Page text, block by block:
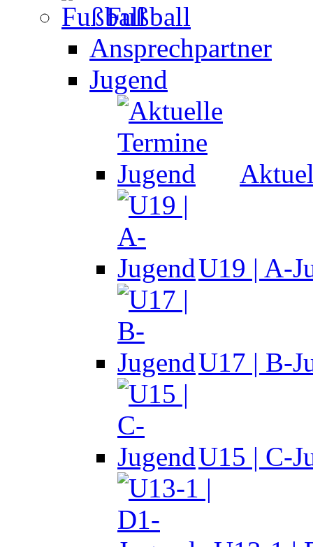
Fußball
Ansprechpartner
Jugend
U19 | A-
U17 | B-
U15 | C-